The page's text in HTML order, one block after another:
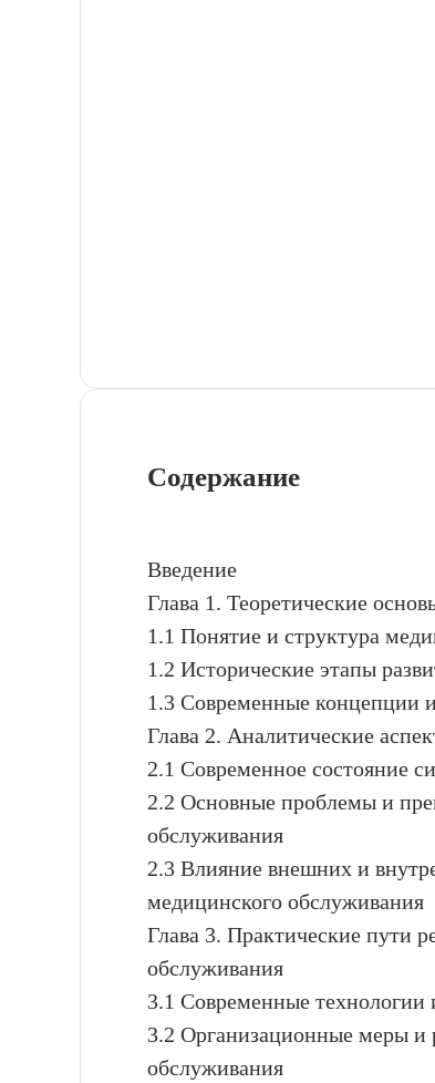
Содержание
Введение
Глава 1. Теоретические
1.1 Понятие и структура
1.2 Исторические этапы
1.3 Современные концепции
Глава 2. Аналитические
2.1 Современное состояние
2.2 Основные проблемы и
обслуживания
2.3 Влияние внешних и
медицинского обслуживания
Глава 3. Практические пути
обслуживания
3.1 Современные
3.2 Организационные меры и
обслуживания